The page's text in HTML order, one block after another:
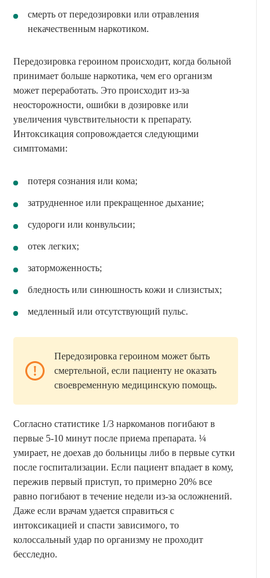
смерть от передозировки или отравления
некачественным наркотиком.
Передозировка героином происходит, когда больной
принимает больше наркотика, чем его организм
может переработать. Это происходит из-за
неосторожности, ошибки в дозировке или
увеличения чувствительности к препарату.
Интоксикация сопровождается следующими
симптомами:
потеря сознания или кома;
затрудненное или прекращенное дыхание;
судороги или конвульсии;
отек легких;
заторможенность;
бледность или синюшность кожи и слизистых;
медленный или отсутствующий пульс.
Передозировка героином может быть
смертельной, если пациенту не оказать
своевременную медицинскую помощь.
Согласно статистике 1/3 наркоманов погибают в
первые 5-10 минут после приема препарата. ¼
умирает, не доехав до больницы либо в первые сутки
после госпитализации. Если пациент впадает в кому,
пережив первый приступ, то примерно 20% все
равно погибают в течение недели из-за осложнений.
Даже если врачам удается справиться с
интоксикацией и спасти зависимого, то
колоссальный удар по организму не проходит
бесследно.